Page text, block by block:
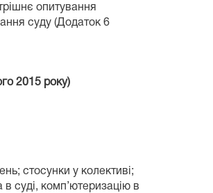
опитування
суду (Додаток 6
2015 року)
стосунки у колективі;
в суді, комп’ютеризацію в